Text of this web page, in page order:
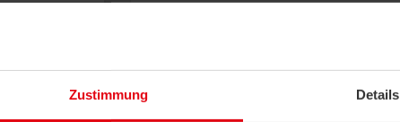
Zustimmung Details